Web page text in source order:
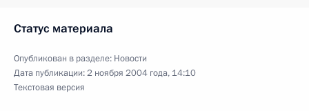
Статус материала
Опубликован в разделе: Новости
Дата публикации:2 ноября 2004 года, 14:10
Текстовая версия